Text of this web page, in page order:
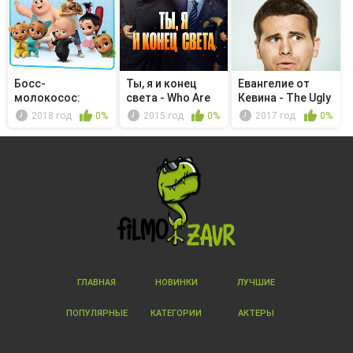
Босс-
молокосос:
Снова в деле -
2018 год 0%
Ты, я и конец
света - Who Are
These P...
2015 год 0%
Евангелие от
Кевина - The Ugly
Sleep2017 год 0%
ГЛАВНАЯ НОВИНКИ ЛУЧШИЕ
ПОПУЛЯРНЫЕ КАТЕГОРИИ АКТЕРЫ